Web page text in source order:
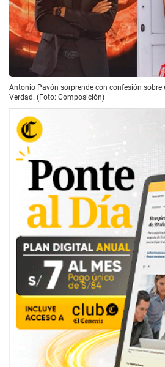
Antonio Pavón sorprende con confesión sobre
Verdad. (Foto: Composición)